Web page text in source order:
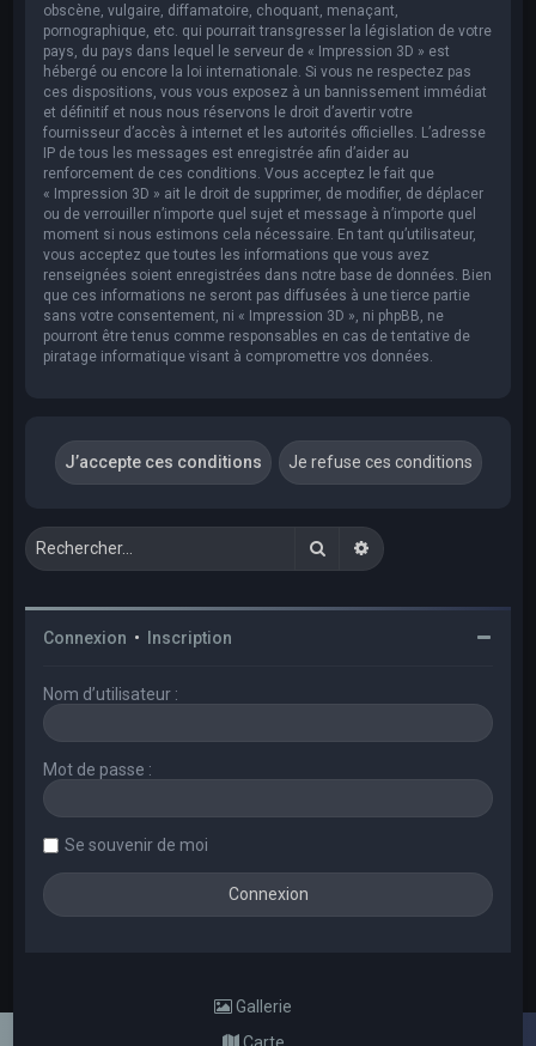
obscène, vulgaire, diffamatoire, choquant, menaçant,
pornographique, etc. qui pourrait transgresser la législation de votre
pays, du pays dans lequel le serveur de « Impression 3D » est
hébergé ou encore la loi internationale. Si vous ne respectez pas
ces dispositions, vous vous exposez à un bannissement immédiat
et définitif et nous nous réservons le droit d’avertir votre
fournisseur d’accès à internet et les autorités officielles. L’adresse
IP de tous les messages est enregistrée afin d’aider au
renforcement de ces conditions. Vous acceptez le fait que
« Impression 3D » ait le droit de supprimer, de modifier, de déplacer
ou de verrouiller n’importe quel sujet et message à n’importe quel
moment si nous estimons cela nécessaire. En tant qu’utilisateur,
vous acceptez que toutes les informations que vous avez
renseignées soient enregistrées dans notre base de données. Bien
que ces informations ne seront pas diffusées à une tierce partie
sans votre consentement, ni « Impression 3D », ni phpBB, ne
pourront être tenus comme responsables en cas de tentative de
piratage informatique visant à compromettre vos données.
RechercherRecherche avancée
Connexion • Inscription
Nom d’utilisateur :
Mot de passe :
Se souvenir de moi
Gallerie
Carte